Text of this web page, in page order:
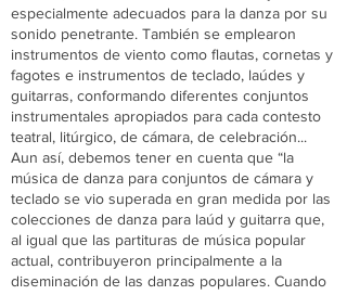
especialmente adecuados para la danza por su
sonido penetrante. También se emplearon
instrumentos de viento como flautas, cornetas y
fagotes e instrumentos de teclado, laúdes y
guitarras, conformando diferentes conjuntos
instrumentales apropiados para cada contesto
teatral, litúrgico, de cámara, de celebración...
Aun así, debemos tener en cuenta que “la
música de danza para conjuntos de cámara y
teclado se vio superada en gran medida por las
colecciones de danza para laúd y guitarra que,
al igual que las partituras de música popular
actual, contribuyeron principalmente a la
diseminación de las danzas populares. Cuando